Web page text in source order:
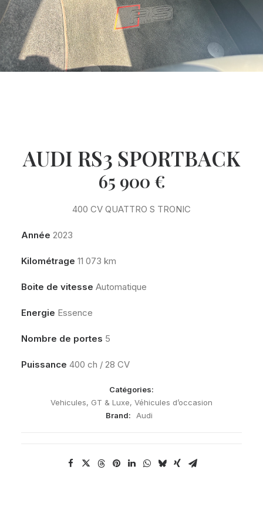
AUDI RS3 SPORTBACK
65 900 €
400 CV QUATTRO S TRONIC
Année 2023
Kilométrage 11 073 km
Boite de vitesse Automatique
Energie Essence
Nombre de portes 5
Puissance 400 ch / 28 CV
Catégories:
Vehicules, GT & Luxe, Véhicules d’occasion
Brand:
Audi